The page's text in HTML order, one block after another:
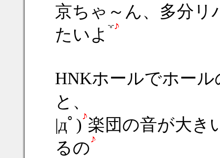
京ちゃ～ん、多分リ
たいよ
HNKホールでホー
と、
|дﾟ) 楽団の音が大き
るの